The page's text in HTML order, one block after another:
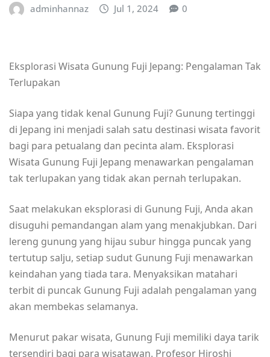
adminhannaz Jul 1, 2024 0
Eksplorasi Wisata Gunung Fuji Jepang: Pengalaman Tak
Terlupakan
Siapa yang tidak kenal Gunung Fuji? Gunung tertinggi
di Jepang ini menjadi salah satu destinasi wisata favorit
bagi para petualang dan pecinta alam. Eksplorasi
Wisata Gunung Fuji Jepang menawarkan pengalaman
tak terlupakan yang tidak akan pernah terlupakan.
Saat melakukan eksplorasi di Gunung Fuji, Anda akan
disuguhi pemandangan alam yang menakjubkan. Dari
lereng gunung yang hijau subur hingga puncak yang
tertutup salju, setiap sudut Gunung Fuji menawarkan
keindahan yang tiada tara. Menyaksikan matahari
terbit di puncak Gunung Fuji adalah pengalaman yang
akan membekas selamanya.
Menurut pakar wisata, Gunung Fuji memiliki daya tarik
tersendiri bagi para wisatawan. Profesor Hiroshi